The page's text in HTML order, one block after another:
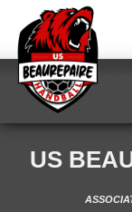
US
Panneau de gestion